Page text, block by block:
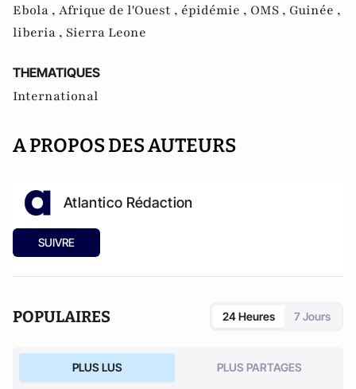
Ebola , Afrique de l'Ouest , épidémie , OMS , Guinée ,
liberia , Sierra Leone
THEMATIQUES
International
A PROPOS DES AUTEURS
Atlantico Rédaction
SUIVRE
POPULAIRES 24 Heures 7 Jours
PLUS LUS PLUS PARTAGES